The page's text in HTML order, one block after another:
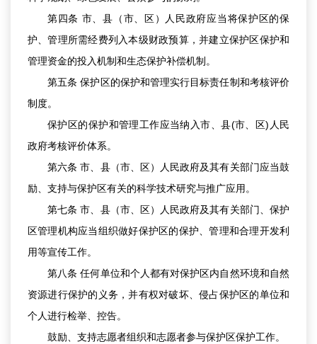
第四条 市、县（市、区）人民政府应当将保护区的保
护、管理所需经费列入本级财政预算，并建立保护区保护和
管理资金的投入机制和生态保护补偿机制。
第五条 保护区的保护和管理实行目标责任制和考核评价
制度。
保护区的保护和管理工作应当纳入市、县(市、区)人民
政府考核评价体系。
第六条 市、县（市、区）人民政府及其有关部门应当鼓
励、支持与保护区有关的科学技术研究与推广应用。
第七条 市、县（市、区）人民政府及其有关部门、保护
区管理机构应当组织做好保护区的保护、管理和合理开发利
用等宣传工作。
第八条 任何单位和个人都有对保护区内自然环境和自然
资源进行保护的义务，并有权对破坏、侵占保护区的单位和
个人进行检举、控告。
鼓励、支持志愿者组织和志愿者参与保护区保护工作。